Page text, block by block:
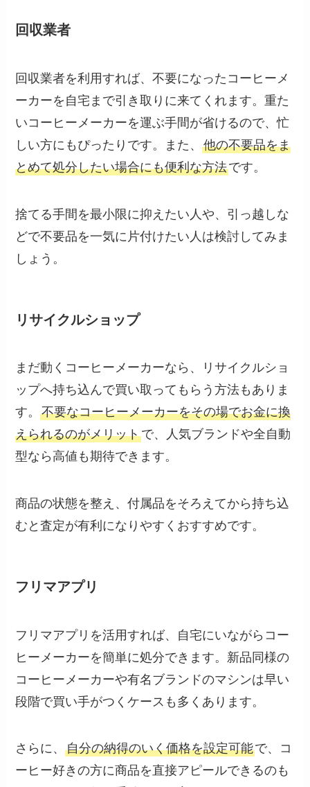
回収業者
回収業者を利用すれば、不要になったコーヒーメ
ーカーを自宅まで引き取りに来てくれます。重た
いコーヒーメーカーを運ぶ手間が省けるので、忙
しい方にもぴったりです。また、他の不要品をま
とめて処分したい場合にも便利な方法です。
捨てる手間を最小限に抑えたい人や、引っ越しな
どで不要品を一気に片付けたい人は検討してみま
しょう。
リサイクルショップ
まだ動くコーヒーメーカーなら、リサイクルショ
ップへ持ち込んで買い取ってもらう方法もありま
す。不要なコーヒーメーカーをその場でお金に換
えられるのがメリットで、人気ブランドや全自動
型なら高値も期待できます。
商品の状態を整え、付属品をそろえてから持ち込
むと査定が有利になりやすくおすすめです。
フリマアプリ
フリマアプリを活用すれば、自宅にいながらコー
ヒーメーカーを簡単に処分できます。新品同様の
コーヒーメーカーや有名ブランドのマシンは早い
段階で買い手がつくケースも多くあります。
さらに、自分の納得のいく価格を設定可能で、コ
ーヒー好きの方に商品を直接アピールできるのも